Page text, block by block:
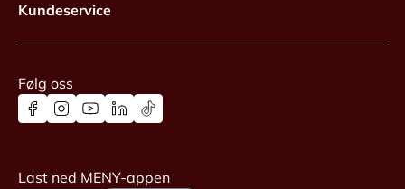
Kundeservice
Følg oss
Last ned MENY-appen